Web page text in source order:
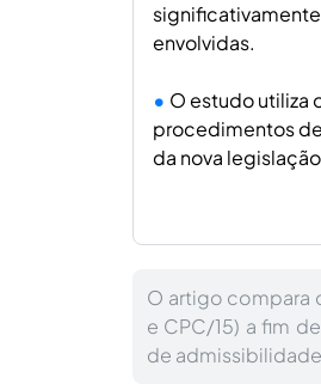
envolvidas.
O estudo utiliza
procedimentos
da nova
O artigo compara
e CPC/15) a fim
de